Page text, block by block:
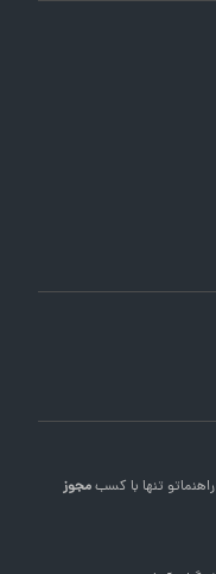
راهنماتو تنها با کسبمجوز